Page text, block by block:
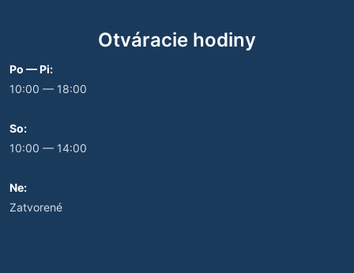
Otváracie hodiny
Po — Pi:
10:00 — 18:00
So:
10:00 — 14:00
Ne:
Zatvorené